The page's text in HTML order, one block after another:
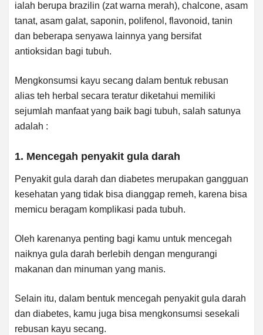
ialah berupa brazilin (zat warna merah), chalcone, asam
tanat, asam galat, saponin, polifenol, flavonoid, tanin
dan beberapa senyawa lainnya yang bersifat
antioksidan bagi tubuh.
Mengkonsumsi kayu secang dalam bentuk rebusan
alias teh herbal secara teratur diketahui memiliki
sejumlah manfaat yang baik bagi tubuh, salah satunya
adalah :
1. Mencegah penyakit gula darah
Penyakit gula darah dan diabetes merupakan gangguan
kesehatan yang tidak bisa dianggap remeh, karena bisa
memicu beragam komplikasi pada tubuh.
Oleh karenanya penting bagi kamu untuk mencegah
naiknya gula darah berlebih dengan mengurangi
makanan dan minuman yang manis.
Selain itu, dalam bentuk mencegah penyakit gula darah
dan diabetes, kamu juga bisa mengkonsumsi sesekali
rebusan kayu secang.